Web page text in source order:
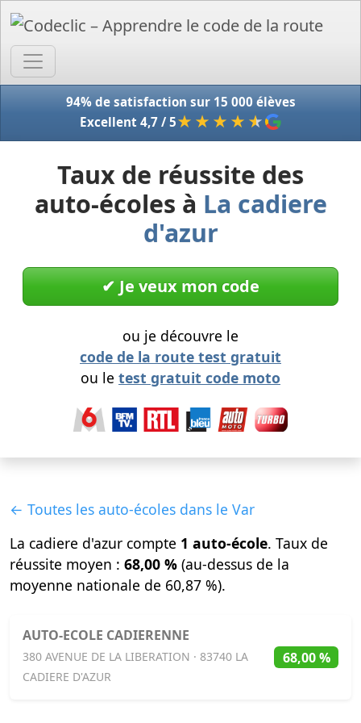
94% de satisfaction sur 15 000 élèves
Excellent 4,7 / 5★★★★ ★
Taux de réussite des
auto-écoles à La cadiere
d'azur
✔︎ Je veux mon code
ou je découvre le
code de la route test gratuit
ou le test gratuit code moto
← Toutes les auto-écoles dans le Var
La cadiere d'azur compte 1 auto-école. Taux de
réussite moyen : 68,00 % (au-dessus de la
moyenne nationale de 60,87 %).
AUTO-ECOLE CADIERENNE
380 AVENUE DE LA LIBERATION · 83740 LA
CADIERE D'AZUR
68,00 %